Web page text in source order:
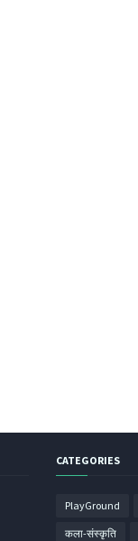
CATEGORIES
PlayGround
कला-संस्कृति